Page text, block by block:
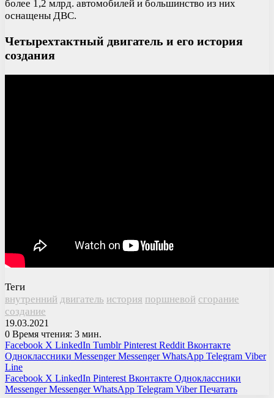
более 1,2 млрд. автомобилей и большинство из них
оснащены ДВС.
Четырехтактный двигатель и его история
создания
Теги
внутренний двигатель история поршневой сгорание
создание
19.03.2021
0 Время чтения: 3 мин.
Facebook X LinkedIn Tumblr Pinterest Reddit Вконтакте
Одноклассники Messenger Messenger WhatsApp Telegram Viber
Line
Facebook X LinkedIn Pinterest Вконтакте Одноклассники
Messenger Messenger WhatsApp Telegram Viber Печатать